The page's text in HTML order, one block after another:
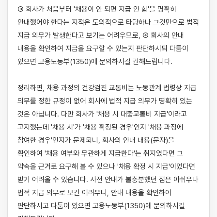
③ 회사가 처음부터 '채용이 안 되면 지급 안 함'을 명확히
안내했어야 한다는 지적은 도의적으로 타당하나 그것만으로 법적
지급 의무가 발생한다고 보기는 어려우므로, ④ 회사의 안내
내용을 확인하여 지급을 요구할 수 있는지 판단하시되 다툼이
있으면 고용노동부(1350)에 문의하시길 권해드립니다.
정리하면, 채용 과정의 건강검진 교통비는 노동관계 법령상 지급
의무를 정한 규정이 없어 회사에 법적 지급 의무가 명확히 있는
것은 아닙니다. 다만 회사가 '채용 시 대중교통비 지급'이라고
고지했는데 '채용 시'가 '채용 확정된 경우'인지 '채용 과정에
참여한 경우'인지가 문제되니, 회사의 안내 내용(문자)을
확인하여 '채용 여부와 무관하게 지급한다'는 취지였다면 그
약속을 근거로 요구해 볼 수 있으나 '채용 확정 시 지급'이었다면
받기 어려울 수 있습니다. 사전 안내가 불충분했던 점은 아쉬우나
법적 지급 의무로 보긴 어려우니, 안내 내용을 확인하여
판단하시고 다툼이 있으면 고용노동부(1350)에 문의하시길